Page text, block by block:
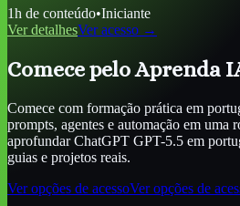
1h de conteúdo•Iniciante
Ver detalhesVer acesso →
Comece pelo Aprenda
Comece com formação prática em
prompts, agentes e automação em uma
aprofundarChatGPT GPT-5.5 em
guias e projetos reais.
Ver opções de acessoVer opções de